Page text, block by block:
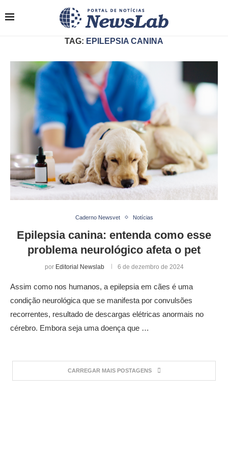
TAG: EPILEPSIA CANINA
Caderno Newsvet Notícias
Epilepsia canina: entenda como esse
problema neurológico afeta o pet
por Editorial Newslab 6 de dezembro de 2024
Assim como nos humanos, a epilepsia em cães é uma
condição neurológica que se manifesta por convulsões
recorrentes, resultado de descargas elétricas anormais no
cérebro. Embora seja uma doença que …
CARREGAR MAIS POSTAGENS